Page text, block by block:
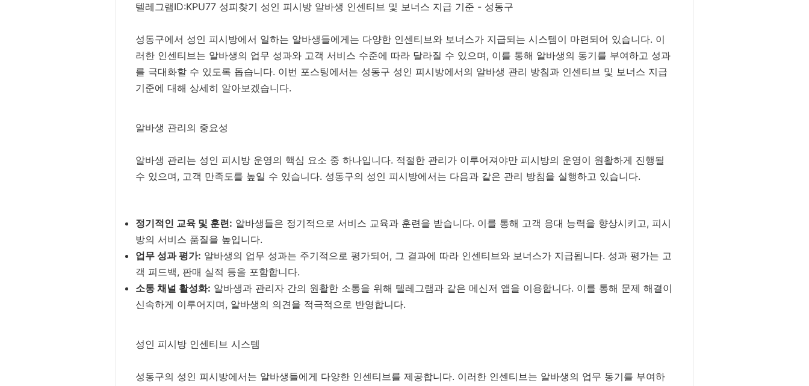
텔레그램ID:KPU77 성피찾기 성인 피시방 알바생 인센티브 및 보너스 지급 기준 - 성동구
성동구에서 성인 피시방에서 일하는 알바생들에게는 다양한 인센티브와 보너스가 지급되는 시스템이 마련되어 있습니다. 이
러한 인센티브는 알바생의 업무 성과와 고객 서비스 수준에 따라 달라질 수 있으며, 이를 통해 알바생의 동기를 부여하고 성과
를 극대화할 수 있도록 돕습니다. 이번 포스팅에서는 성동구 성인 피시방에서의 알바생 관리 방침과 인센티브 및 보너스 지급
기준에 대해 상세히 알아보겠습니다.
알바생 관리의 중요성
알바생 관리는 성인 피시방 운영의 핵심 요소 중 하나입니다. 적절한 관리가 이루어져야만 피시방의 운영이 원활하게 진행될
수 있으며, 고객 만족도를 높일 수 있습니다. 성동구의 성인 피시방에서는 다음과 같은 관리 방침을 실행하고 있습니다.
정기적인 교육 및 훈련: 알바생들은 정기적으로 서비스 교육과 훈련을 받습니다. 이를 통해 고객 응대 능력을 향상시키고, 피시
방의 서비스 품질을 높입니다.
업무 성과 평가: 알바생의 업무 성과는 주기적으로 평가되어, 그 결과에 따라 인센티브와 보너스가 지급됩니다. 성과 평가는 고
객 피드백, 판매 실적 등을 포함합니다.
소통 채널 활성화: 알바생과 관리자 간의 원활한 소통을 위해 텔레그램과 같은 메신저 앱을 이용합니다. 이를 통해 문제 해결이
신속하게 이루어지며, 알바생의 의견을 적극적으로 반영합니다.
성인 피시방 인센티브 시스템
성동구의 성인 피시방에서는 알바생들에게 다양한 인센티브를 제공합니다. 이러한 인센티브는 알바생의 업무 동기를 부여하